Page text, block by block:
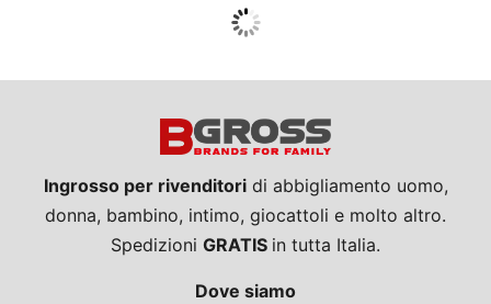
Guarda tutto
Ingrosso per rivenditoridi abbigliamento uomo,
donna, bambino, intimo, giocattoli e molto altro.
Spedizioni GRATIS in tutta Italia.
Dove siamo